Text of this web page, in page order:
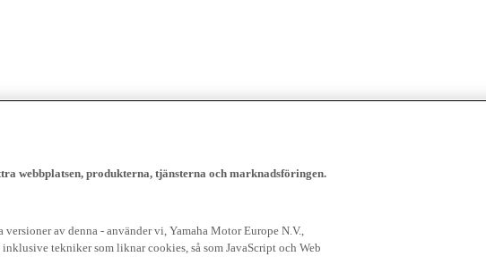
webbplatsen, produkterna, tjänsterna och marknadsföringen.
av denna - använder vi, Yamaha Motor Europe N.V.,
tekniker som liknar cookies, så som JavaScript och Web